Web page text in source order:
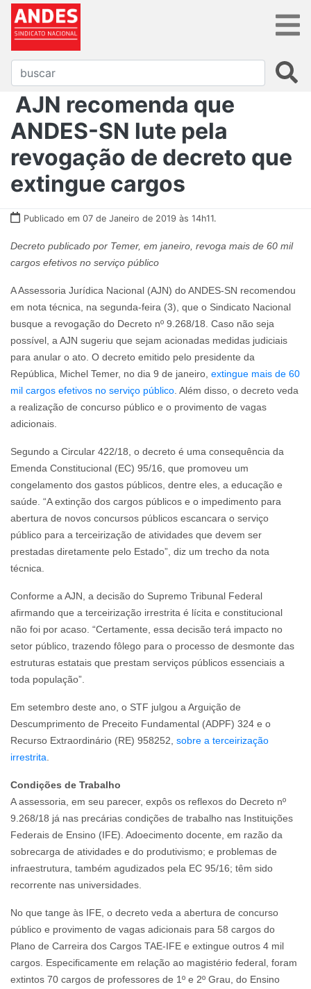
AJN recomenda que
ANDES-SN lute pela
revogação de decreto que
extingue cargos
Publicado em 07 de Janeiro de 2019 às 14h11.
Decreto publicado por Temer, em janeiro, revoga mais de 60 mil
cargos efetivos no serviço público
A Assessoria Jurídica Nacional (AJN) do ANDES-SN recomendou
em nota técnica, na segunda-feira (3), que o Sindicato Nacional
busque a revogação do Decreto nº 9.268/18. Caso não seja
possível, a AJN sugeriu que sejam acionadas medidas judiciais
para anular o ato. O decreto emitido pelo presidente da
República, Michel Temer, no dia 9 de janeiro, extingue mais de 60
mil cargos efetivos no serviço público . Além disso, o decreto veda
a realização de concurso público e o provimento de vagas
adicionais.
Segundo a Circular 422/18, o decreto é uma consequência da
Emenda Constitucional (EC) 95/16, que promoveu um
congelamento dos gastos públicos, dentre eles, a educação e
saúde. “A extinção dos cargos públicos e o impedimento para
abertura de novos concursos públicos escancara o serviço
público para a terceirização de atividades que devem ser
prestadas diretamente pelo Estado”, diz um trecho da nota
técnica.
Conforme a AJN, a decisão do Supremo Tribunal Federal
afirmando que a terceirização irrestrita é lícita e constitucional
não foi por acaso. “Certamente, essa decisão terá impacto no
setor público, trazendo fôlego para o processo de desmonte das
estruturas estatais que prestam serviços públicos essenciais a
toda população”.
Em setembro deste ano, o STF julgou a Arguição de
Descumprimento de Preceito Fundamental (ADPF) 324 e o
Recurso Extraordinário (RE) 958252, sobre a terceirização
irrestrita
Condições de Trabalho
A assessoria, em seu parecer, expôs os reflexos do Decreto nº
9.268/18 já nas precárias condições de trabalho nas Instituições
Federais de Ensino (IFE). Adoecimento docente, em razão da
sobrecarga de atividades e do produtivismo; e problemas de
infraestrutura, também agudizados pela EC 95/16; têm sido
recorrente nas universidades.
No que tange às IFE, o decreto veda a abertura de concurso
público e provimento de vagas adicionais para 58 cargos do
Plano de Carreira dos Cargos TAE-IFE e extingue outros 4 mil
cargos. Especificamente em relação ao magistério federal, foram
extintos 70 cargos de professores de 1º e 2º Grau, do Ensino